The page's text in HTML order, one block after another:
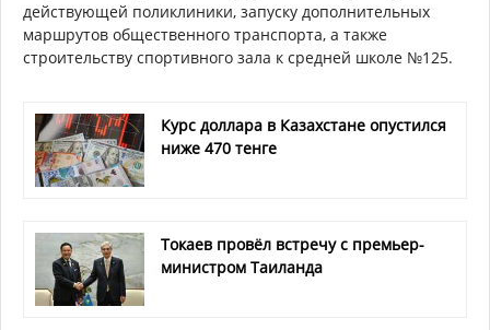
действующей поликлиники, запуску дополнительных
маршрутов общественного транспорта, а также
строительству спортивного зала к средней школе №125.
Курс доллара в Казахстане опустился
ниже 470 тенге
Токаев провёл встречу с премьер-
министром Таиланда